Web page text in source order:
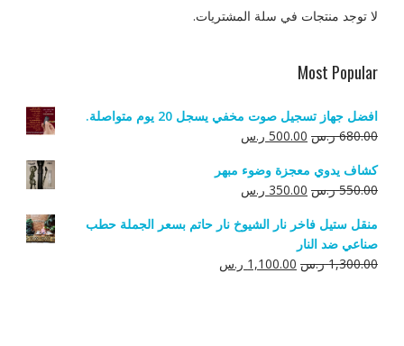
لا توجد منتجات في سلة المشتريات.
Most Popular
افضل جهاز تسجيل صوت مخفي يسجل 20 يوم متواصلة.
680.00 ر.س السعر
هو:
680.00 ر.س.
500.00 ر.سالسعر
هو:
500.00 ر.س.
كشاف يدوي معجزة وضوء مبهر
550.00 ر.س السعر
هو:
550.00 ر.س.
350.00 ر.سالسعر
هو:
منقل ستيل فاخر نار الشيوخ نار حاتم بسعر الجملة حطب
صناعي ضد النار
1,300.00 ر.س السعر
1,100.00 ر.سالسعر